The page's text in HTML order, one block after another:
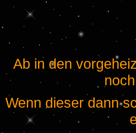
Ab in den
Wenn dieser dann